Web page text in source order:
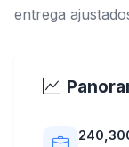
entrega